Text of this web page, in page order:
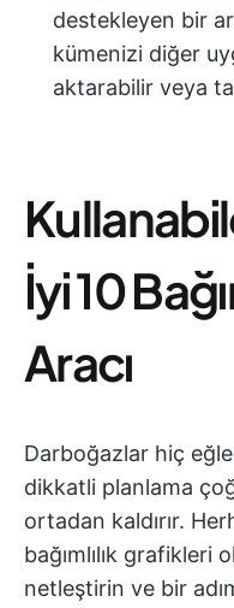
destekleyen bir
kümenizi diğer
aktarabilir veya
İyi 10
Aracı
Darboğazlar hiç
dikkatli planlama
ortadan kaldırır.
bağımlılık grafikleri
netleştirin ve bir